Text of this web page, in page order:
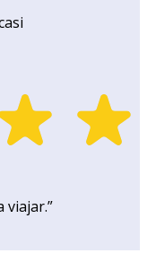
viajar.”